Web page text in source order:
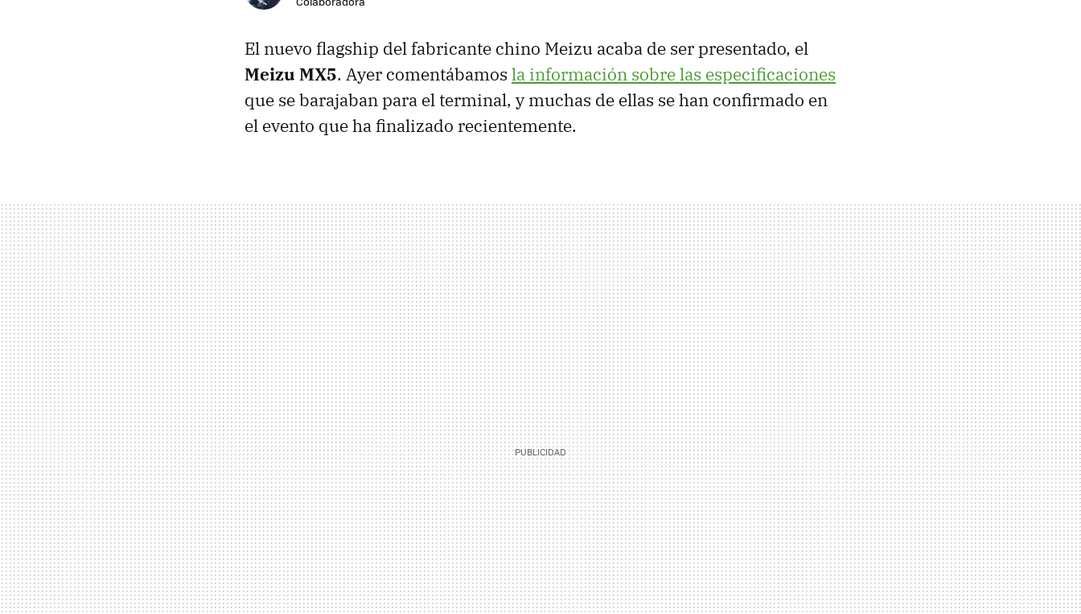
El nuevo flagship del fabricante chino Meizu acaba de ser presentado, el
Meizu MX5. Ayer comentábamos la información sobre las especificaciones
que se barajaban para el terminal, y muchas de ellas se han confirmado en
el evento que ha finalizado recientemente.